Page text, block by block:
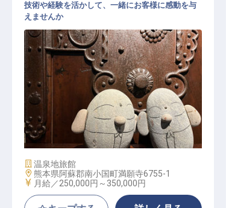
和食調理師│賞与年2／個室寮有／毎
年12/31～1/3休／月給25万～
技術や経験を活かして、一緒にお客様に感動を与
えませんか
施設業態
温泉地旅館
勤務地
熊本県阿蘇郡南小国町満願寺6755-1
給与
月給／250,000円～ 350,000円